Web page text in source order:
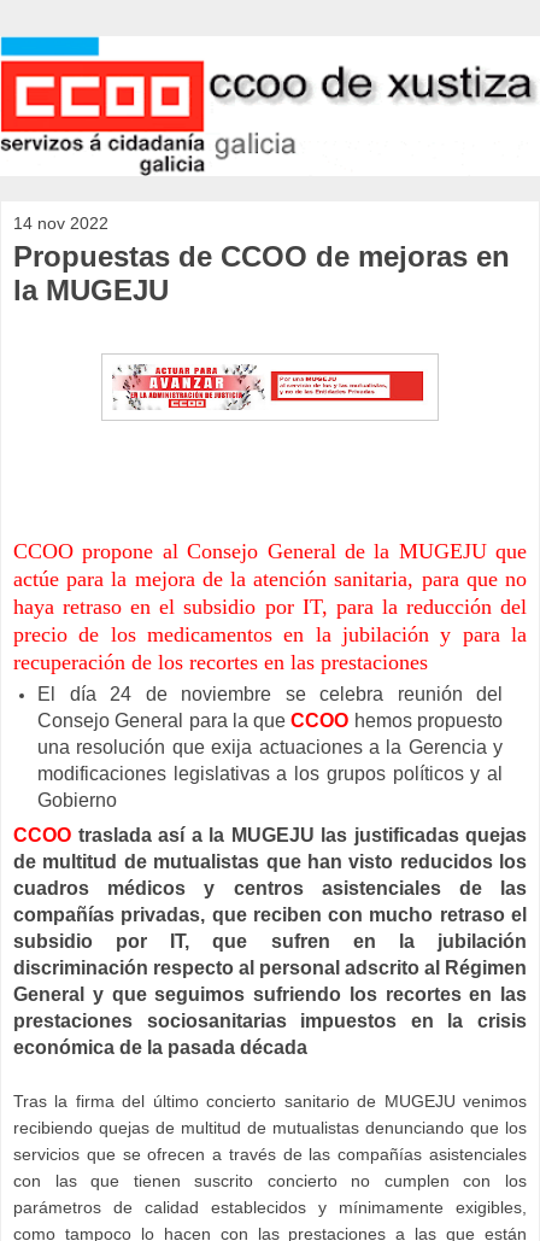
14 nov 2022
Propuestas de CCOO de mejoras en
la MUGEJU
CCOO propone al Consejo General de la MUGEJU que
actúe para la mejora de la atención sanitaria, para que no
haya retraso en el subsidio por IT, para la reducción del
precio de los medicamentos en la jubilación y para la
recuperación de los recortes en las prestaciones
El día 24 de noviembre se celebra reunión del
Consejo General para la queCCOO hemos propuesto
una resolución que exija actuaciones a la Gerencia y
modificaciones legislativas a los grupos políticos y al
Gobierno
CCOO traslada así a la MUGEJU las justificadas quejas
de multitud de mutualistas que han visto reducidos los
cuadros médicos y centros asistenciales de las
compañías privadas, que reciben con mucho retraso el
subsidio por IT, que sufren en la jubilación
discriminación respecto al personal adscrito al Régimen
General y que seguimos sufriendo los recortes en las
prestaciones sociosanitarias impuestos en la crisis
económica de la pasada década
Tras la firma del último concierto sanitario de MUGEJU venimos
recibiendo quejas de multitud de mutualistas denunciando que los
servicios que se ofrecen a través de las compañías asistenciales
con las que tienen suscrito concierto no cumplen con los
parámetros de calidad establecidos y mínimamente exigibles,
como tampoco lo hacen con las prestaciones a las que están